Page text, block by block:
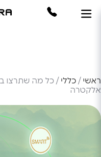
ראשי / כללי / כל מה שתרצו
אלקטרה